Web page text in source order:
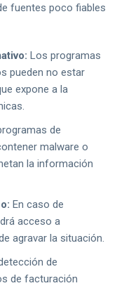
fuentes poco fiables
Los programas
pueden no estar
expone a la
de
malware o
la información
En caso de
acceso a
agravar la situación.
de
de facturación